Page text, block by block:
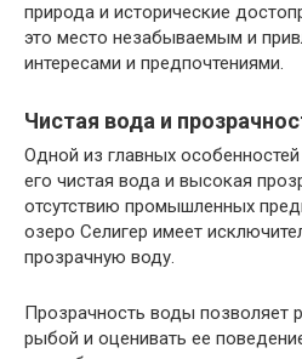
природа и исторические
это место незабываемым и
интересами и предпочтениями.
Чистая вода и
Одной из главных
его чистая вода и высокая
отсутствию промышленных
озеро Селигер имеет
прозрачную воду.
Прозрачность воды позволяет
рыбой и оценивать ее